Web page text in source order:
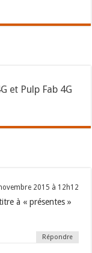
et Pulp Fab 4G
2015 à 12h12
à « présentes »
Répondre